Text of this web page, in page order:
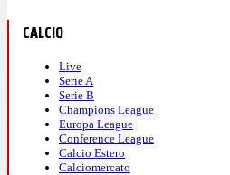
CALCIO
Live
Serie A
Serie B
Champions League
Europa League
Conference League
Calcio Estero
Calciomercato